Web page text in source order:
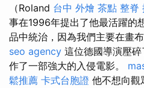
（Roland 台中 外燴 茶點 整脊
事在1996年提出了他最活躍的
品中統治，因為我們主要在畫
seo agency 這位德國導演壓
作了一部強大的入侵電影。
鬆推薦 卡式台胞證 他不想向觀